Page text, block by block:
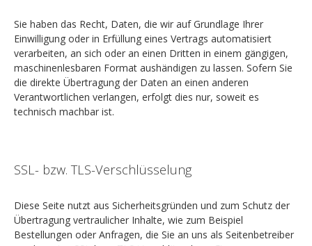
Sie haben das Recht, Daten, die wir auf Grundlage Ihrer
Einwilligung oder in Erfüllung eines Vertrags automatisiert
verarbeiten, an sich oder an einen Dritten in einem gängigen,
maschinenlesbaren Format aushändigen zu lassen. Sofern Sie
die direkte Übertragung der Daten an einen anderen
Verantwortlichen verlangen, erfolgt dies nur, soweit es
technisch machbar ist.
SSL- bzw. TLS-Verschlüsselung
Diese Seite nutzt aus Sicherheitsgründen und zum Schutz der
Übertragung vertraulicher Inhalte, wie zum Beispiel
Bestellungen oder Anfragen, die Sie an uns als Seitenbetreiber